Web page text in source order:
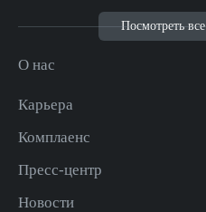
Посмотреть все
О нас
Карьера
Комплаенс
Пресс-центр
Новости